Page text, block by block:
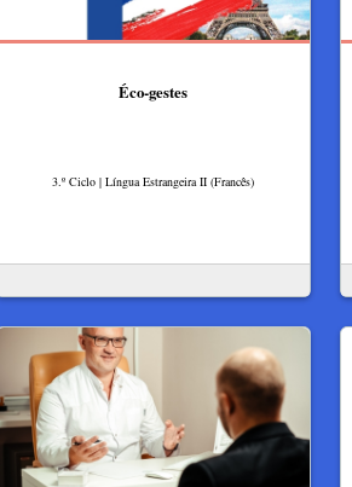
Éco-gestes
3.º Ciclo | Língua Estrangeira II (Francês)